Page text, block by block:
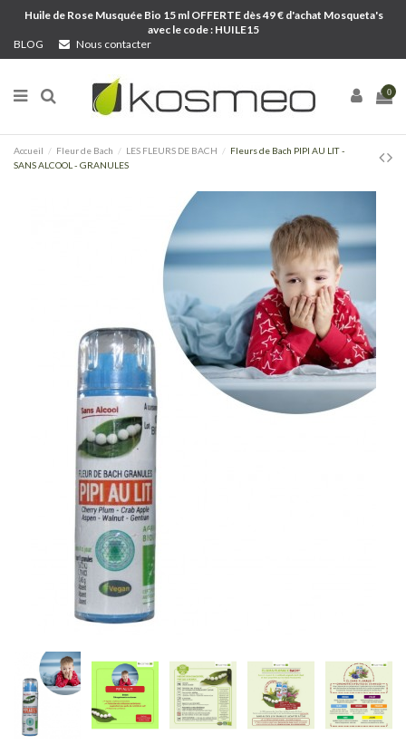
Huile de Rose Musquée Bio 15 ml OFFERTE dès 49 € d'achat Mosqueta's
avec le code : HUILE15
BLOG
Nous contacter
0
Accueil Fleur de Bach LES FLEURS DE BACH
Fleurs de Bach PIPI AU LIT -
SANS ALCOOL - GRANULES